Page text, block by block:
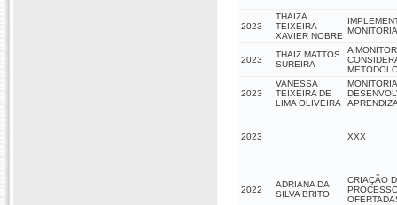
2023
THAIZA
TEIXEIRA
XAVIER NOBRE
2023
THAIZ MATTOS
SUREIRA
A
2023
VANESSA
TEIXEIRA DE
LIMA OLIVEIRA
2023 XXX
2022
ADRIANA DA
SILVA BRITO
CRIAÇÃO